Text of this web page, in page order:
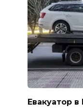
Евакуатор в